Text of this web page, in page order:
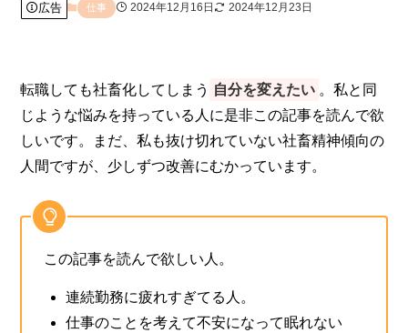
広告 仕事 2024年12月16日 2024年12月23日
転職しても社畜化してしまう 自分を変えたい 。私と同
じような悩みを持っている人に是非この記事を読んで欲
しいです。まだ、私も抜け切れていない社畜精神傾向の
人間ですが、少しずつ改善にむかっています。
この記事を読んで欲しい人。
連続勤務に疲れすぎてる人。
仕事のことを考えて不安になって眠れない